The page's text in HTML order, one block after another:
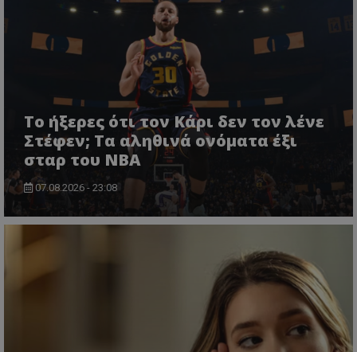
Το ήξερες ότι τον Κάρι δεν τον λένε
Στέφεν; Τα αληθινά ονόματα έξι
σταρ του NBA
07.08.2026 - 23:08